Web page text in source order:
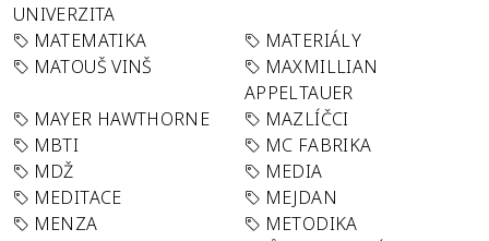
UNIVERZITA
MATEMATIKA
MATERIÁLY
MATOUŠ VINŠ
MAXMILLIAN
APPELTAUER
MAYER HAWTHORNE
MAZLÍČCI
MBTI
MC FABRIKA
MDŽ
MEDIA
MEDITACE
MEJDAN
MENZA
METODIKA